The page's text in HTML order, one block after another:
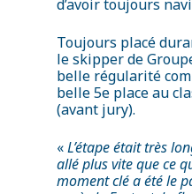
d’avoir toujours
Toujours placé
le skipper de
belle régularité
belle 5e place au
(avant jury).
«L’étape était très
allé plus vite que ce
moment clé a été le